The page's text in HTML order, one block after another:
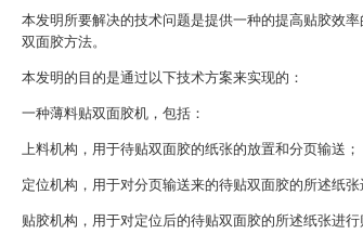
本发明所要解决的技术问题是提供一种的提高贴胶效
双面胶方法。
本发明的目的是通过以下技术方案来实现的：
一种薄料贴双面胶机，包括：
上料机构，用于待贴双面胶的纸张的放置和分页输送；
定位机构，用于对分页输送来的待贴双面胶的所述纸张
贴胶机构，用于对定位后的待贴双面胶的所述纸张进行